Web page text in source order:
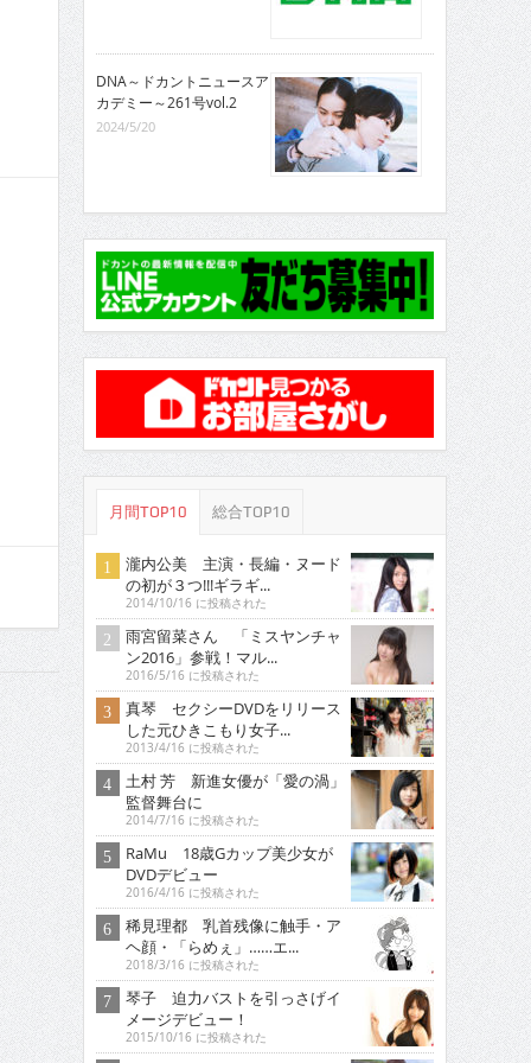
DNA～ドカントニュースア
カデミー～261号vol.2
2024/5/20
月間TOP10 総合TOP10
瀧内公美 主演・長編・ヌード
の初が３つ!!!ギラギ...
2014/10/16 に投稿された
雨宮留菜さん 「ミスヤンチャ
ン2016」参戦！マル...
2016/5/16 に投稿された
真琴 セクシーDVDをリリース
した元ひきこもり女子...
2013/4/16 に投稿された
土村 芳 新進女優が「愛の渦」
監督舞台に
2014/7/16 に投稿された
RaMu 18歳Gカップ美少女が
DVDデビュー
2016/4/16 に投稿された
稀見理都 乳首残像に触手・ア
ヘ顔・「らめぇ」……エ...
2018/3/16 に投稿された
琴子 迫力バストを引っさげイ
メージデビュー！
2015/10/16 に投稿された